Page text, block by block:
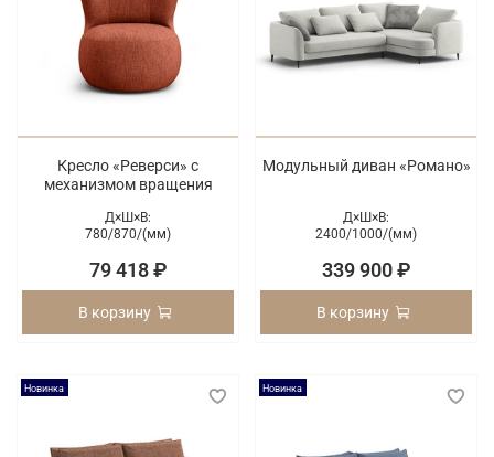
Кресло «Реверси» с
механизмом вращения
Д×Ш×В:
780/870/(мм)
79 418 ₽
В корзину
Модульный диван «Романо»
Д×Ш×В:
2400/1000/(мм)
339 900 ₽
В корзину
Новинка Новинка